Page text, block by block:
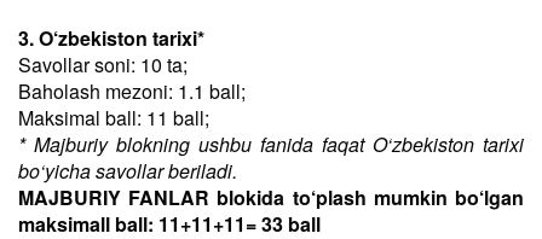
3. O‘zbekiston tarixi*
Savollar soni: 10 ta;
Baholash mezoni: 1.1 ball;
Maksimal ball: 11 ball;
* Majburiy blokning ushbu fanida faqat O‘zbekiston tarixi
bo‘yicha savollar beriladi.
MAJBURIY FANLAR blokida to‘plash mumkin bo‘lgan
maksimall ball: 11+11+11= 33 ball